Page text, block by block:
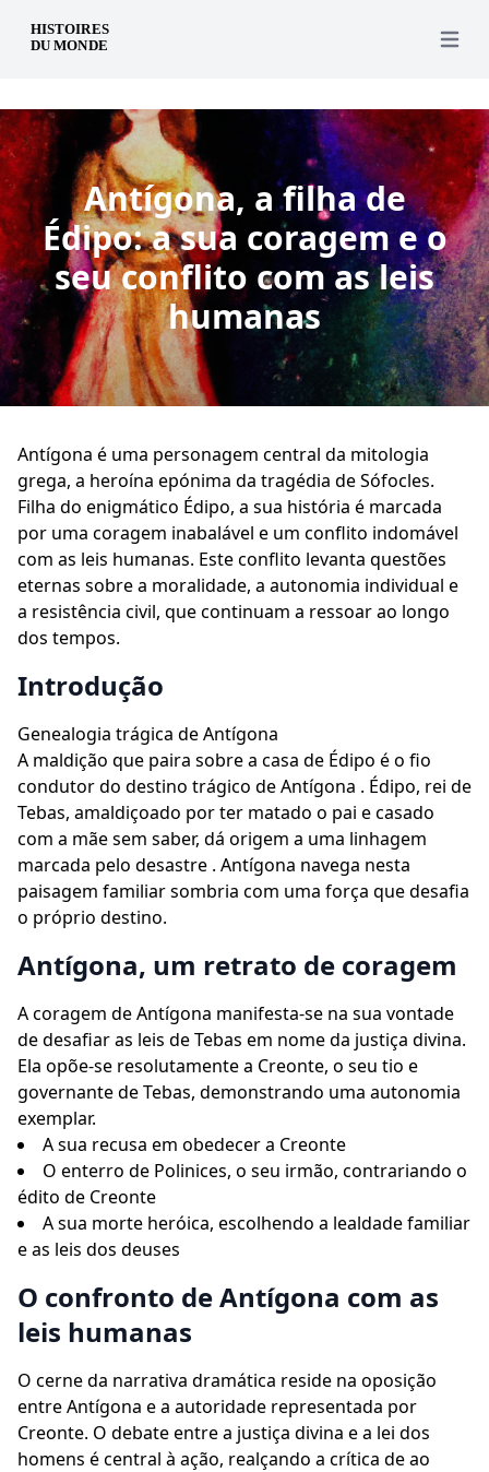
pt Open
Antígona, a filha de
Édipo: a sua coragem e o
seu conflito com as leis
humanas
Antígona é uma personagem central da mitologia
grega, a heroína epónima da tragédia de Sófocles.
Filha do enigmático Édipo, a sua história é marcada
por uma coragem inabalável e um conflito indomável
com as leis humanas. Este conflito levanta questões
eternas sobre a moralidade, a autonomia individual e
a resistência civil, que continuam a ressoar ao longo
dos tempos.
Introdução
Genealogia trágica de Antígona
A maldição que paira sobre a casa de Édipo é o fio
condutor do destino trágico de Antígona . Édipo, rei de
Tebas, amaldiçoado por ter matado o pai e casado
com a mãe sem saber, dá origem a uma linhagem
marcada pelo desastre . Antígona navega nesta
paisagem familiar sombria com uma força que desafia
o próprio destino.
Antígona, um retrato de coragem
A coragem de Antígona manifesta-se na sua vontade
de desafiar as leis de Tebas em nome da justiça divina.
Ela opõe-se resolutamente a Creonte, o seu tio e
governante de Tebas, demonstrando uma autonomia
exemplar.
A sua recusa em obedecer a Creonte
O enterro de Polinices, o seu irmão, contrariando o
édito de Creonte
A sua morte heróica, escolhendo a lealdade familiar
e as leis dos deuses
O confronto de Antígona com as
leis humanas
O cerne da narrativa dramática reside na oposição
entre Antígona e a autoridade representada por
Creonte. O debate entre a justiça divina e a lei dos
homens é central à ação, realçando a crítica de ao